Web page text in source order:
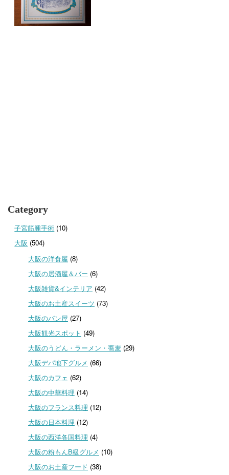
Category
子宮筋腫手術 (10)
大阪 (504)
大阪の洋食屋 (8)
大阪の居酒屋＆バー (6)
大阪雑貨&インテリア (42)
大阪のお土産スイーツ (73)
大阪のパン屋 (27)
大阪観光スポット (49)
大阪のうどん・ラーメン・蕎麦(29)
大阪デパ地下グルメ (66)
大阪のカフェ (62)
大阪の中華料理 (14)
大阪のフランス料理 (12)
大阪の日本料理 (12)
大阪の西洋各国料理 (4)
大阪の粉もんB級グルメ (10)
大阪のお土産フード (38)